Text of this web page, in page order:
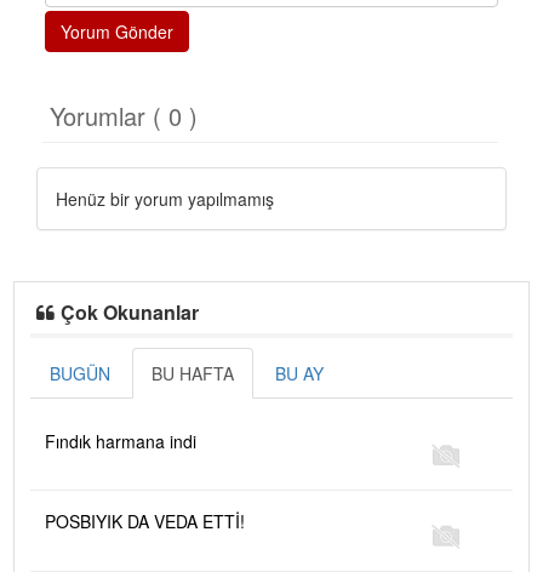
Yorum Gönder
Yorumlar ( 0 )
Henüz bir yorum yapılmamış
Çok Okunanlar
BUGÜN BU HAFTA BU AY
Fındık harmana indi
POSBIYIK DA VEDA ETTİ!